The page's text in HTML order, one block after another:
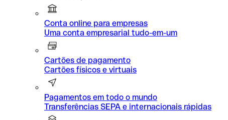
Conta online para empresas
Uma conta empresarial tudo-em-um
Cartões de pagamento
Cartões físicos e virtuais
Pagamentos em todo o mundo
Transferências SEPA e internacionais rápidas